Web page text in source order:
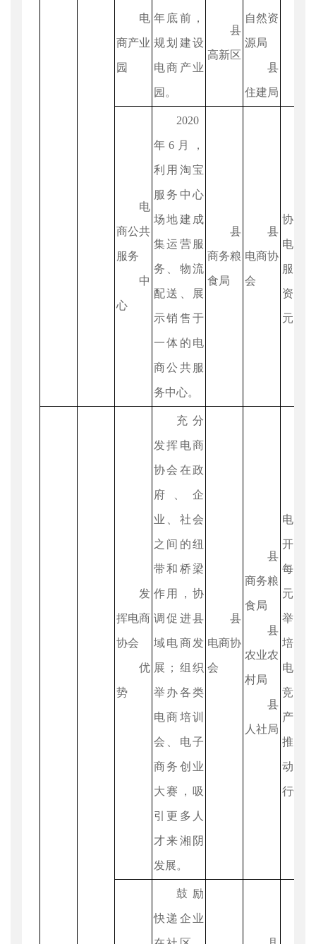
电
商产业
园
年底前，
规划建设
电商产业
园。
县
高新区
自然资
源局
县
住建局
电
商公共
服务
中
心
2020
年6月，
利用淘宝
服务中心
场地建成
集运营服
务、物流
配送、展
示销售于
一体的电
商公共服
务中心。
县
商务粮
食局
县
电商协
会
协会
电商
服务
资金
元。
发
挥电商
协会
优
势
充分
发挥电商
协会在政
府、企
业、社会
之间的纽
带和桥梁
作用，协
调促进县
域电商发
展；组织
举办各类
电商培训
会、电子
商务创业
大赛，吸
引更多人
才来湘阴
发展。
县
电商协
会
县
商务粮
食局
县
农业农
村局
县
人社局
电商
开办
每年
元；
举办
培训
电商
竞赛
产品
推广
动情
行奖
鼓励
快递企业